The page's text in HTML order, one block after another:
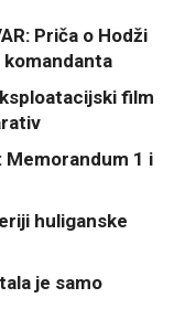
Priča o Hodži
film
Memorandum 1 i
huliganske
je samo